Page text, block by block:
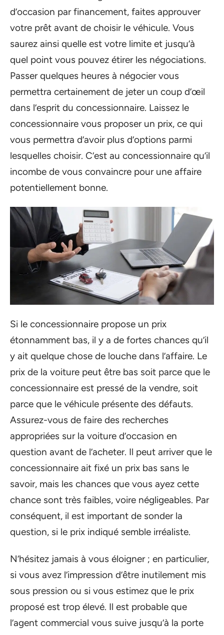
d’occasion par financement, faites approuver
votre prêt avant de choisir le véhicule. Vous
saurez ainsi quelle est votre limite et jusqu’à
quel point vous pouvez étirer les négociations.
Passer quelques heures à négocier vous
permettra certainement de jeter un coup d’œil
dans l’esprit du concessionnaire. Laissez le
concessionnaire vous proposer un prix, ce qui
vous permettra d’avoir plus d’options parmi
lesquelles choisir. C’est au concessionnaire qu’il
incombe de vous convaincre pour une affaire
potentiellement bonne.
Si le concessionnaire propose un prix
étonnamment bas, il y a de fortes chances qu’il
y ait quelque chose de louche dans l’affaire. Le
prix de la voiture peut être bas soit parce que le
concessionnaire est pressé de la vendre, soit
parce que le véhicule présente des défauts.
Assurez-vous de faire des recherches
appropriées sur la voiture d’occasion en
question avant de l’acheter. Il peut arriver que le
concessionnaire ait fixé un prix bas sans le
savoir, mais les chances que vous ayez cette
chance sont très faibles, voire négligeables. Par
conséquent, il est important de sonder la
question, si le prix indiqué semble irréaliste.
N’hésitez jamais à vous éloigner ; en particulier,
si vous avez l’impression d’être inutilement mis
sous pression ou si vous estimez que le prix
proposé est trop élevé. Il est probable que
l’agent commercial vous suive jusqu’à la porte